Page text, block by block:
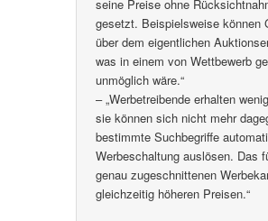
seine Preise ohne
gesetzt. Beispielsweise können
über dem eigentlichen
was in einem von Wettbewerb
unmöglich wäre.“
– „Werbetreibende erhalten
sie können sich nicht mehr
bestimmte Suchbegriffe
Werbeschaltung auslösen. Das
genau zugeschnittenen
gleichzeitig höheren Preisen.“